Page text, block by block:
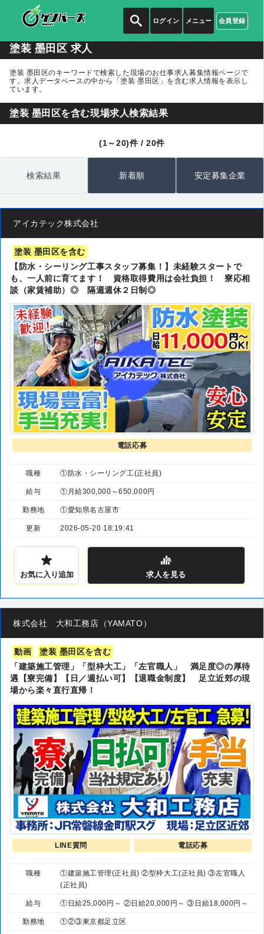
ログイン 会員登録
メニュー
塗装 墨田区 求人
塗装 墨田区のキーワードで検索した現場のお仕事求人募集情報ページで
す。求人データベースの中から
「塗装 墨田区」 を含む求人情報を表示し
ています。
塗装 墨田区を含む現場求人検索結果
(1～20)件 / 20件
検索結果 新着順 安定募集企業
アイカテック株式会社
塗装 墨田区を含む
【防水・シーリング工事スタッフ募集！】未経験スタートで
も、一人前に育てます！ 資格取得費用は会社負担！ 寮応相
談（家賃補助）◎ 隔週週休２日制◎
電話応募
職種 ①防水・シーリング工(正社員)
給与 ①月給300,000～650,000円
勤務地 ①愛知県名古屋市
更新 2026-05-20 18:19:41
お気に入り追加 求人を見る
株式会社 大和工務店（YAMATO）
動画
塗装 墨田区を含む
「建築施工管理」「型枠大工」「左官職人」 満足度◎の厚待
遇【寮完備】【日／週払い可】【退職金制度】 足立近郊の現
場から楽々直行直帰！
LINE質問 電話応募
職種
①建築施工管理(正社員) ②型枠大工(正社員) ③左官職人
(正社員)
給与 ①日給25,000円～ ②日給20,000円～ ③日給18,000円～
勤務地 ①②③東京都足立区